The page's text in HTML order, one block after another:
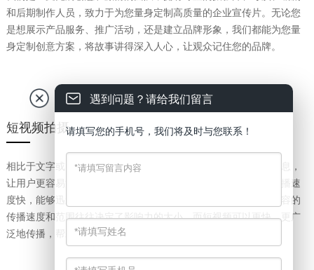
和后期制作人员，致力于为您量身定制高质量的企业宣传片。无论您
是想展示产品服务、推广活动，还是建立品牌形象，我们都能为您量
身定制创意方案，将故事讲得深入人心，让观众记住您的品牌。
短视频拍摄
相比于文字或图片，短视频能够通过视听的方式更直观地传达信息，
让用户更容易沉浸其中，从而提高内容的传播效果。短视频的传播速
度快，能够迅速引起用户的共鸣和转发。在信息传播过程中，内容的
传播速度和范围往往决定了影响力的大小，而短视频可以更快、更广
泛地传播，帮助企业快速建立品牌认知度。
遇到问题？请给我们留言
请填写您的手机号，我们将及时与您联系！